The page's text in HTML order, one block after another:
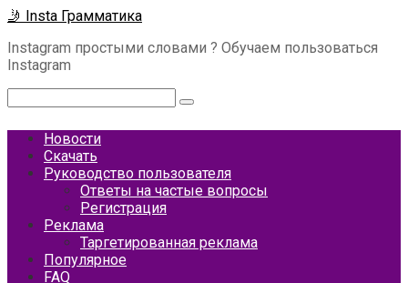
Перейти
контенту
🤳 Insta Грамматика
Instagram простыми словами ? Обучаем пользоваться
Instagram
Новости
Скачать
Руководство пользователя
Ответы на частые вопросы
Регистрация
Реклама
Таргетированная реклама
Популярное
FAQ